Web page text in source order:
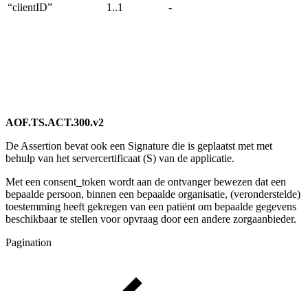
“clientID” 1..1 -
AOF.TS.ACT.300.v2
De Assertion bevat ook een Signature die is geplaatst met met
behulp van het servercertificaat (S) van de applicatie.
Met een consent_token wordt aan de ontvanger bewezen dat een
bepaalde persoon, binnen een bepaalde organisatie, (veronderstelde)
toestemming heeft gekregen van een patiënt om bepaalde gegevens
beschikbaar te stellen voor opvraag door een andere zorgaanbieder.
Pagination